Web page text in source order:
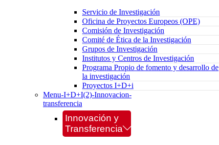
Servicio de Investigación
Oficina de Proyectos Europeos (OPE)
Comisión de Investigación
Comité de Ética de la Investigación
Grupos de Investigación
Institutos y Centros de Investigación
Programa Propio de fomento y desarrollo de
la investigación
Proyectos I+D+i
Menu-I+D+I(2)-Innovacion-
transferencia
Innovación y
Transferencia